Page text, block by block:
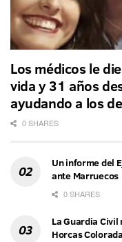
Los médicos le
vida y 31 años
ayudando a los
0 SHARES
Un informe del
ante Marruecos
0 SHARES
La Guardia
Horcas